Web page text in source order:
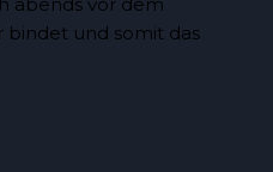
bindet und somit das